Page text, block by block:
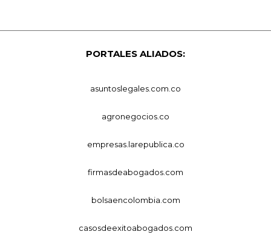
PORTALES ALIADOS:
asuntoslegales.com.co
agronegocios.co
empresas.larepublica.co
firmasdeabogados.com
bolsaencolombia.com
casosdeexitoabogados.com